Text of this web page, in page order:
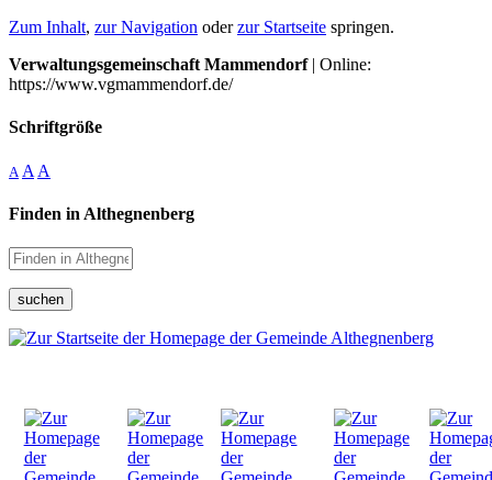
Zum Inhalt, zur Navigation oderzur Startseite springen.
Verwaltungsgemeinschaft Mammendorf| Online:
https://www.vgmammendorf.de/
Schriftgröße
A A A
Finden in Althegnenberg
suchen